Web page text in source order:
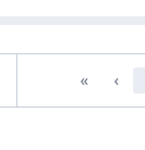
« ‹